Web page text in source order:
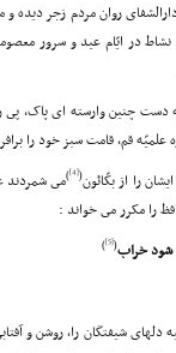
روان مردم زجر
در ایّام عید و سرور
دست چنین وارسته اى پاک،
قم، قامت سبز خود را
را از بکّائون(
[4]
)مى شمردند
را مکرر مى خواند :
شود خراب(
[5]
)
شیفتگان را، روشن و